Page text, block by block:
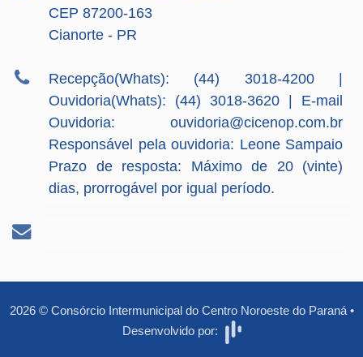
CEP 87200-163
Cianorte - PR
Recepção(Whats): (44) 3018-4200 |
Ouvidoria(Whats): (44) 3018-3620 | E-mail
Ouvidoria: ouvidoria@cicenop.com.br
Responsável pela ouvidoria: Leone Sampaio
Prazo de resposta: Máximo de 20 (vinte)
dias, prorrogável por igual período.
2026 © Consórcio Intermunicipal do Centro Noroeste do Paraná •
Desenvolvido por: